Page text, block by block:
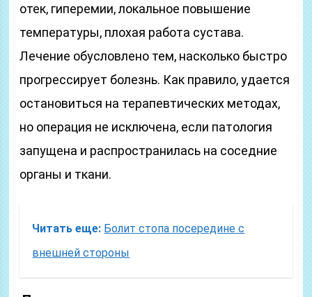
отек, гиперемии, локальное повышение
температуры, плохая работа сустава.
Лечение обусловлено тем, насколько быстро
прогрессирует болезнь. Как правило, удается
остановиться на терапевтических методах,
но операция не исключена, если патология
запущена и распространилась на соседние
органы и ткани.
Читать еще: Болит стопа посередине с
внешней стороны